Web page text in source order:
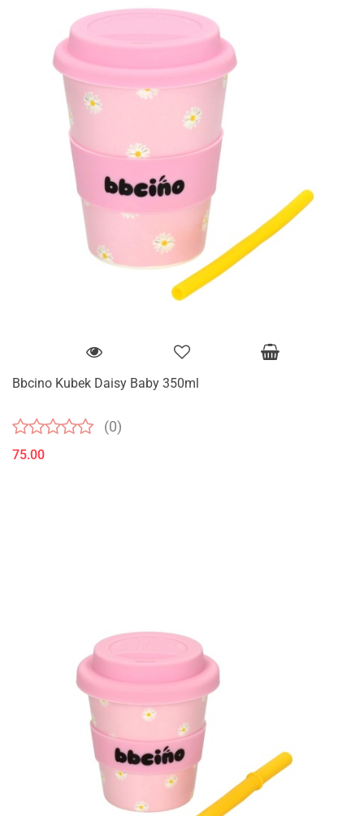
Bbcino Kubek Daisy Baby 350ml
(0)
75.00